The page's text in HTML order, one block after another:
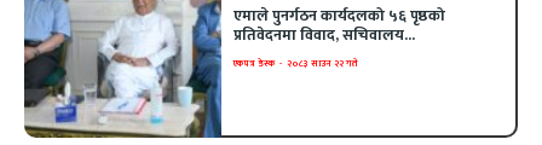
एमाले पुनर्गठन कार्यदलको ५६ पृष्ठको
प्रतिवेदनमा विवाद, सचिवालय...
एकपत्र डेस्क - २०८३ साउन २२ गते